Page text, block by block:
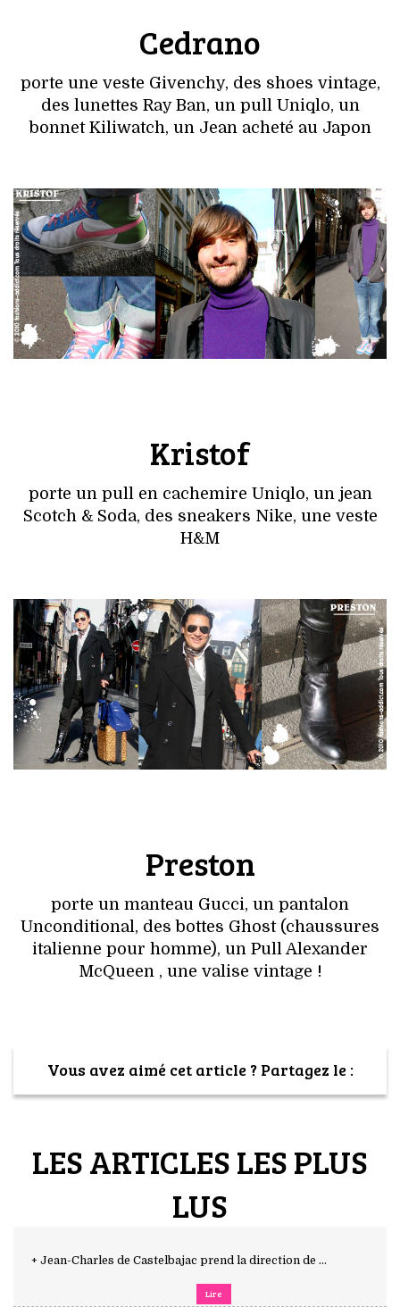
Cedrano
porte une veste Givenchy, des shoes vintage,
des lunettes Ray Ban, un pull Uniqlo, un
bonnet Kiliwatch, un Jean acheté au Japon
Kristof
porte un pull en cachemire Uniqlo, un jean
Scotch & Soda, des sneakers Nike, une veste
H&M
Preston
porte un manteau Gucci, un pantalon
Unconditional, des bottes Ghost (chaussures
italienne pour homme), un Pull Alexander
McQueen , une valise vintage !
Vous avez aimé cet article ? Partagez le :
LES ARTICLES LES PLUS
LUS
+ Jean-Charles de Castelbajac prend la direction de ...
Lire